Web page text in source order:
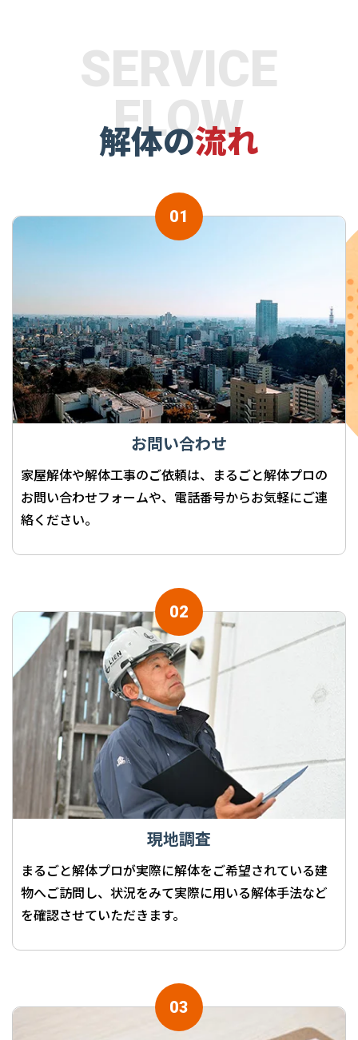
SERVICE
FLOW
解体の流れ
お問い合わせ
家屋解体や解体工事のご依頼は、まるごと解体プロの
お問い合わせフォームや、電話番号からお気軽にご連
絡ください。
現地調査
まるごと解体プロが実際に解体をご希望されている建
物へご訪問し、状況をみて実際に用いる解体手法など
を確認させていただきます。